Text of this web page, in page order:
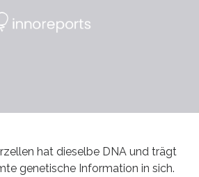
hat dieselbe DNA und trägt
genetische Information in sich.